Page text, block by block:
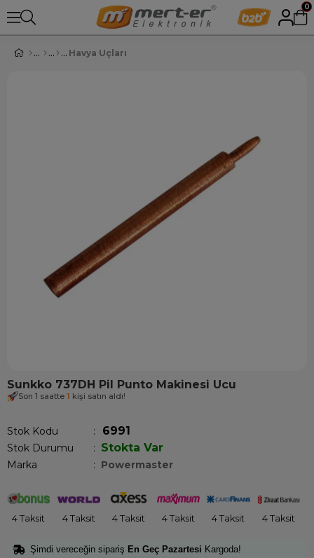
0
Havya Uçları
Sunkko 737DH Pil Punto Makinesi Ucu
Son 1 saatte 1 kişi satın aldı!
Stok Kodu 6991
Stok Durumu : Stokta Var
Marka : Powermaster
4 Taksit 4 Taksit 4 Taksit 4 Taksit 4 Taksit 4 Taksit
Şimdi vereceğin sipariş En Geç Pazartesi Kargoda!